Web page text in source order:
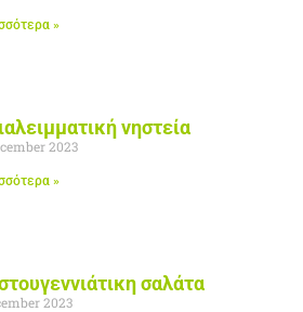
»
νηστεία
2023
»
σαλάτα
2023